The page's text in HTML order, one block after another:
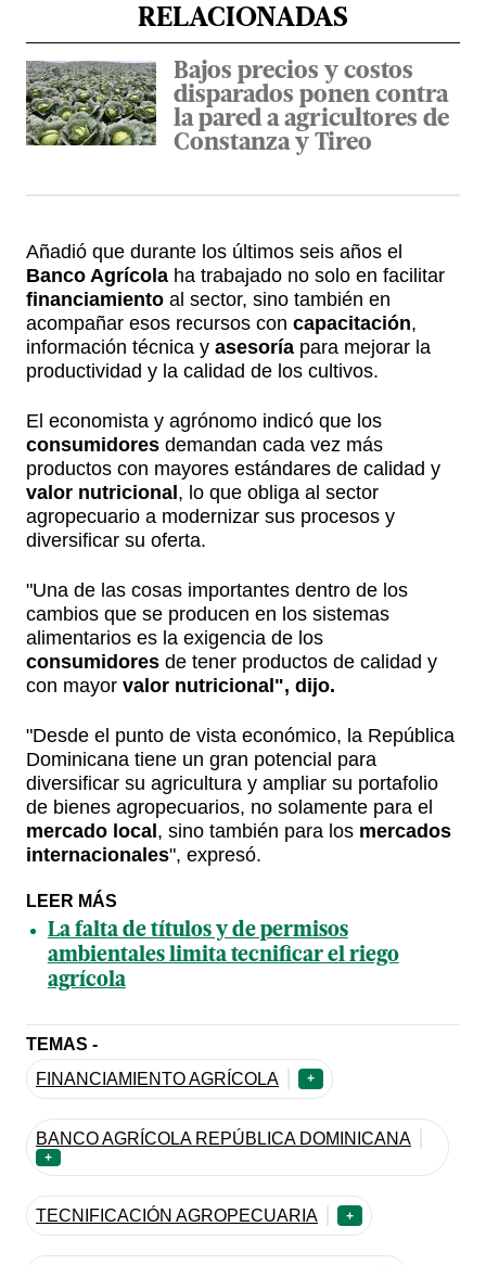
RELACIONADAS
Bajos precios y costos
disparados ponen contra
la pared a agricultores de
Constanza y Tireo
Añadió que durante los últimos seis años el
Banco Agrícola ha trabajado no solo en facilitar
financiamiento al sector, sino también en
acompañar esos recursos con capacitación,
información técnica y asesoría para mejorar la
productividad y la calidad de los cultivos.
El economista y agrónomo indicó que los
consumidores demandan cada vez más
productos con mayores estándares de calidad y
valor nutricional , lo que obliga al sector
agropecuario a modernizar sus procesos y
diversificar su oferta.
"Una de las cosas importantes dentro de los
cambios que se producen en los sistemas
alimentarios es la exigencia de los
consumidores de tener productos de calidad y
con mayor valor nutricional", dijo.
"Desde el punto de vista económico, la República
Dominicana tiene un gran potencial para
diversificar su agricultura y ampliar su portafolio
de bienes agropecuarios, no solamente para el
mercado local , sino también para los mercados
internacionales", expresó.
LEER MÁS
La falta de títulos y de permisos
ambientales limita tecnificar el riego
agrícola
TEMAS -
FINANCIAMIENTO AGRÍCOLA
+
BANCO AGRÍCOLA REPÚBLICA DOMINICANA
+
TECNIFICACIÓN AGROPECUARIA +